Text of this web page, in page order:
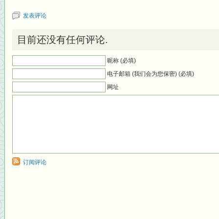
发表评论
目前还没有任何评论.
昵称 (必填)
电子邮箱 (我们会为您保密) (必填)
网址
订阅评论